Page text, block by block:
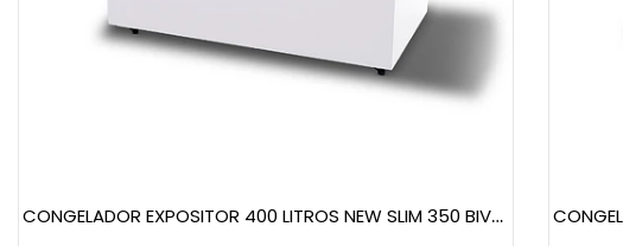
CONGELADOR EXPOSITOR 400 LITROS NEW SLIM 350 BIVOLT BRANCO